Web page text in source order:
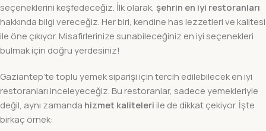
seçeneklerini keşfedeceğiz. İlk olarak, şehrin en iyi restoranları
hakkında bilgi vereceğiz. Her biri, kendine has lezzetleri ve kalitesi
ile öne çıkıyor. Misafirlerinize sunabileceğiniz en iyi seçenekleri
bulmak için doğru yerdesiniz!
Gaziantep’te toplu yemek siparişi için tercih edilebilecek en iyi
restoranları inceleyeceğiz. Bu restoranlar, sadece yemekleriyle
değil, aynı zamanda hizmet kaliteleri ile de dikkat çekiyor. İşte
birkaç örnek: